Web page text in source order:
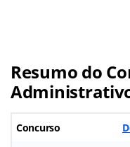
Resumo do
Concurso